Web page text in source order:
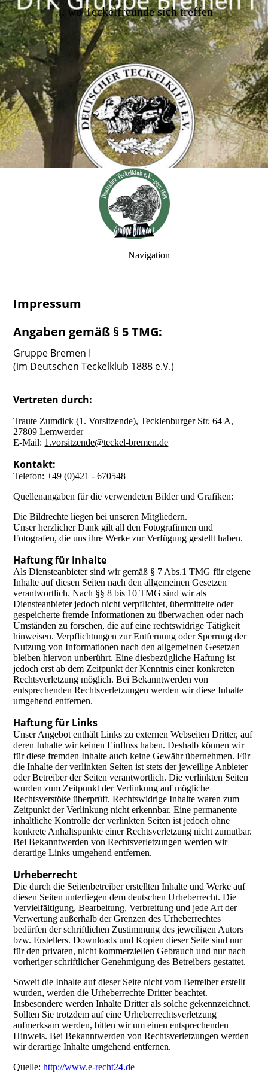
... wo Teckelfreunde sich treffen
Navigation
Impressum
Angaben gemäß § 5 TMG:
Gruppe Bremen I
(im Deutschen Teckelklub 1888 e.V.)
Vertreten durch:
Traute Zumdick (1. Vorsitzende), Tecklenburger Str. 64 A,
27809 Lemwerder
E-Mail: 1.vorsitzende@teckel-bremen.de
Kontakt:
Telefon: +49 (0)421 - 670548
Quellenangaben für die verwendeten Bilder und Grafiken:
Die Bildrechte liegen bei unseren Mitgliedern.
Unser herzlicher Dank gilt all den Fotografinnen und
Fotografen, die uns ihre Werke zur Verfügung gestellt haben.
Haftung für Inhalte
Als Diensteanbieter sind wir gemäß § 7 Abs.1 TMG für eigene
Inhalte auf diesen Seiten nach den allgemeinen Gesetzen
verantwortlich. Nach §§ 8 bis 10 TMG sind wir als
Diensteanbieter jedoch nicht verpflichtet, übermittelte oder
gespeicherte fremde Informationen zu überwachen oder nach
Umständen zu forschen, die auf eine rechtswidrige Tätigkeit
hinweisen. Verpflichtungen zur Entfernung oder Sperrung der
Nutzung von Informationen nach den allgemeinen Gesetzen
bleiben hiervon unberührt. Eine diesbezügliche Haftung ist
jedoch erst ab dem Zeitpunkt der Kenntnis einer konkreten
Rechtsverletzung möglich. Bei Bekanntwerden von
entsprechenden Rechtsverletzungen werden wir diese Inhalte
umgehend entfernen.
Haftung für Links
Unser Angebot enthält Links zu externen Webseiten Dritter, auf
deren Inhalte wir keinen Einfluss haben. Deshalb können wir
für diese fremden Inhalte auch keine Gewähr übernehmen. Für
die Inhalte der verlinkten Seiten ist stets der jeweilige Anbieter
oder Betreiber der Seiten verantwortlich. Die verlinkten Seiten
wurden zum Zeitpunkt der Verlinkung auf mögliche
Rechtsverstöße überprüft. Rechtswidrige Inhalte waren zum
Zeitpunkt der Verlinkung nicht erkennbar. Eine permanente
inhaltliche Kontrolle der verlinkten Seiten ist jedoch ohne
konkrete Anhaltspunkte einer Rechtsverletzung nicht zumutbar.
Bei Bekanntwerden von Rechtsverletzungen werden wir
derartige Links umgehend entfernen.
Urheberrecht
Die durch die Seitenbetreiber erstellten Inhalte und Werke auf
diesen Seiten unterliegen dem deutschen Urheberrecht. Die
Vervielfältigung, Bearbeitung, Verbreitung und jede Art der
Verwertung außerhalb der Grenzen des Urheberrechtes
bedürfen der schriftlichen Zustimmung des jeweiligen Autors
bzw. Erstellers. Downloads und Kopien dieser Seite sind nur
für den privaten, nicht kommerziellen Gebrauch und nur nach
vorheriger schriftlicher Genehmigung des Betreibers gestattet.
Soweit die Inhalte auf dieser Seite nicht vom Betreiber erstellt
wurden, werden die Urheberrechte Dritter beachtet.
Insbesondere werden Inhalte Dritter als solche gekennzeichnet.
Sollten Sie trotzdem auf eine Urheberrechtsverletzung
aufmerksam werden, bitten wir um einen entsprechenden
Hinweis. Bei Bekanntwerden von Rechtsverletzungen werden
wir derartige Inhalte umgehend entfernen.
Quelle:http://www.e-recht24.de